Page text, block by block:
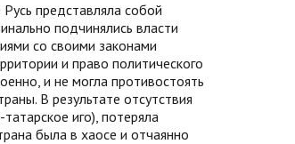
представляла собой
подчинялись власти
со своими законами
и право политического
и не могла противостоять
В результате отсутствия
иго), потеряла
была в хаосе и отчаянно